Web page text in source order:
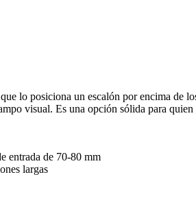
lo posiciona un escalón por encima de
visual. Es una opción sólida para quien
entrada de 70-80 mm
largas